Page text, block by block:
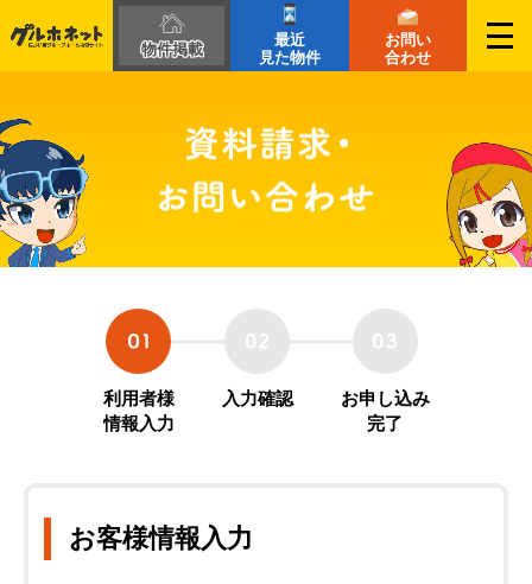
物件掲載
最近
見た物件
お問い
合わせ
利用者様
情報入力
入力確認
お申し込み
完了
お客様情報入力